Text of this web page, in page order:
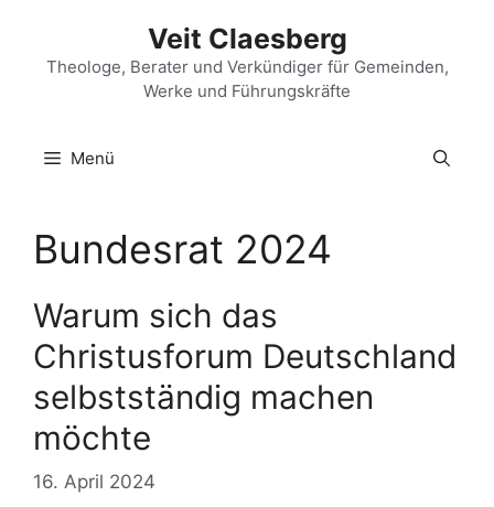
springen
Veit Claesberg
Theologe, Berater und Verkündiger für Gemeinden,
Werke und Führungskräfte
Menü
Bundesrat 2024
Warum sich das
Christusforum Deutschland
selbstständig machen
möchte
16. April 2024